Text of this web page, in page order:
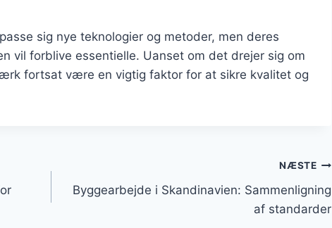
sig nye teknologier og metoder, men deres
vil forblive essentielle. Uanset om det drejer sig om
fortsat være en vigtig faktor for at sikre kvalitet og
NÆSTE
Byggearbejde i Skandinavien: Sammenligning
af standarder